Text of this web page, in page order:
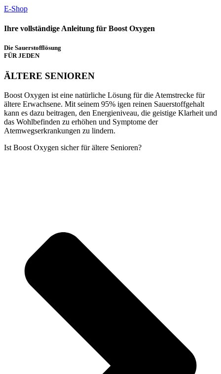
E-Shop
Ihre vollständige Anleitung für Boost Oxygen
Die Sauerstofflösung
FÜR JEDEN
ÄLTERE SENIOREN
Boost Oxygen ist eine natürliche Lösung für die Atemstrecke für
ältere Erwachsene. Mit seinem 95% igen reinen Sauerstoffgehalt
kann es dazu beitragen, den Energieniveau, die geistige Klarheit und
das Wohlbefinden zu erhöhen und Symptome der
Atemwegserkrankungen zu lindern.
Ist Boost Oxygen sicher für ältere Senioren?